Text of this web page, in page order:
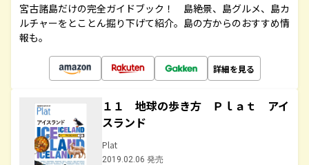
宮古諸島だけの完全ガイドブック！ 島絶景、島グルメ、島カ
ルチャーをとことん掘り下げて紹介。島の方からのおすすめ情
報も。
詳細を見る
１１ 地球の歩き方 Ｐｌａｔ アイ
スランド
Plat
2019.02.06 発売